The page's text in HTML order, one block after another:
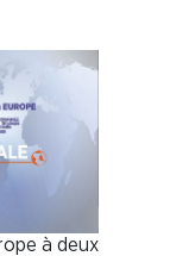
à deux